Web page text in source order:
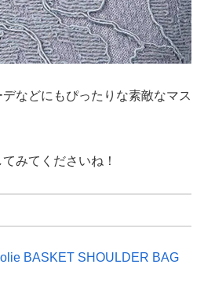
などにもぴったりな素敵なマス
みてくださいね！
BASKET SHOULDER BAG